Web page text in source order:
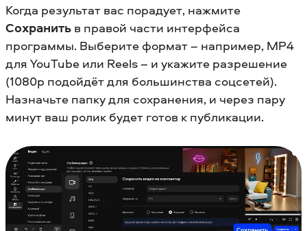
Когда результат вас порадует, нажмите
Сохранить в правой части интерфейса
программы. Выберите формат – например, MP4
для YouTube или Reels – и укажите разрешение
(1080p подойдёт для большинства соцсетей).
Назначьте папку для сохранения, и через пару
минут ваш ролик будет готов к публикации.